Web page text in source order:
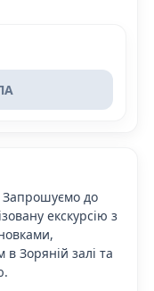
Запрошуємо до
екскурсію з
Зоряній залі та